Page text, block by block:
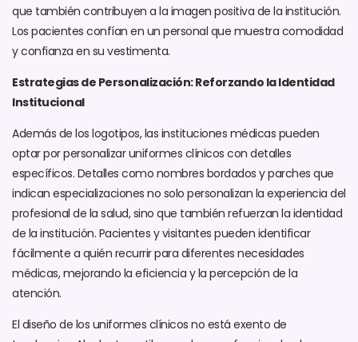
que también contribuyen a la imagen positiva de la institución.
Los pacientes confían en un personal que muestra comodidad
y confianza en su vestimenta.
Estrategias de Personalización: Reforzando la Identidad
Institucional
Además de los logotipos, las instituciones médicas pueden
optar por personalizar uniformes clínicos con detalles
específicos. Detalles como nombres bordados y parches que
indican especializaciones no solo personalizan la experiencia del
profesional de la salud, sino que también refuerzan la identidad
de la institución. Pacientes y visitantes pueden identificar
fácilmente a quién recurrir para diferentes necesidades
médicas, mejorando la eficiencia y la percepción de la
atención.
El diseño de los uniformes clínicos no está exento de